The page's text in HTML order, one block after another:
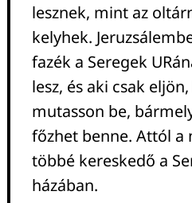
lesznek, mint az
kelyhek.
fazék a Seregek
lesz, és aki csak
mutasson be,
főzhet benne. Attól a
többé kereskedő a
házában.